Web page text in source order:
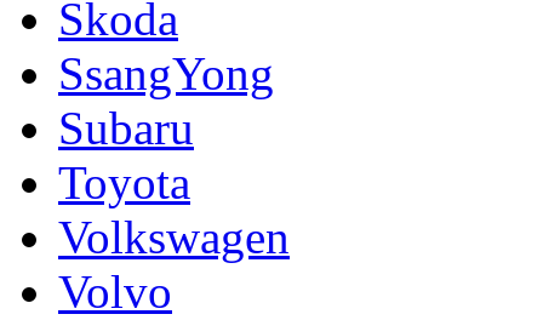
Skoda
SsangYong
Subaru
Toyota
Volkswagen
Volvo